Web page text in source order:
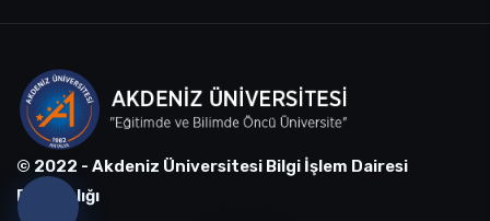
© 2022 - Akdeniz Üniversitesi Bilgi İşlem Dairesi
Başkanlığı